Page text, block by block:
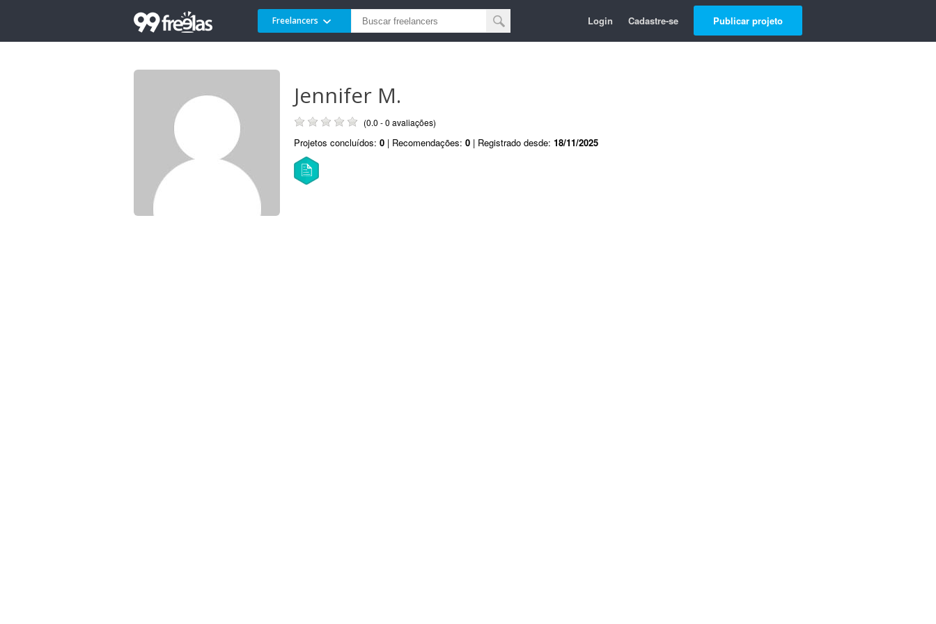
Freelancers Login Cadastre-se Publicar projeto
Jennifer M.
(0.0 - 0 avaliações)
Projetos concluídos: 0 | Recomendações: 0 | Registrado desde: 18/11/2025